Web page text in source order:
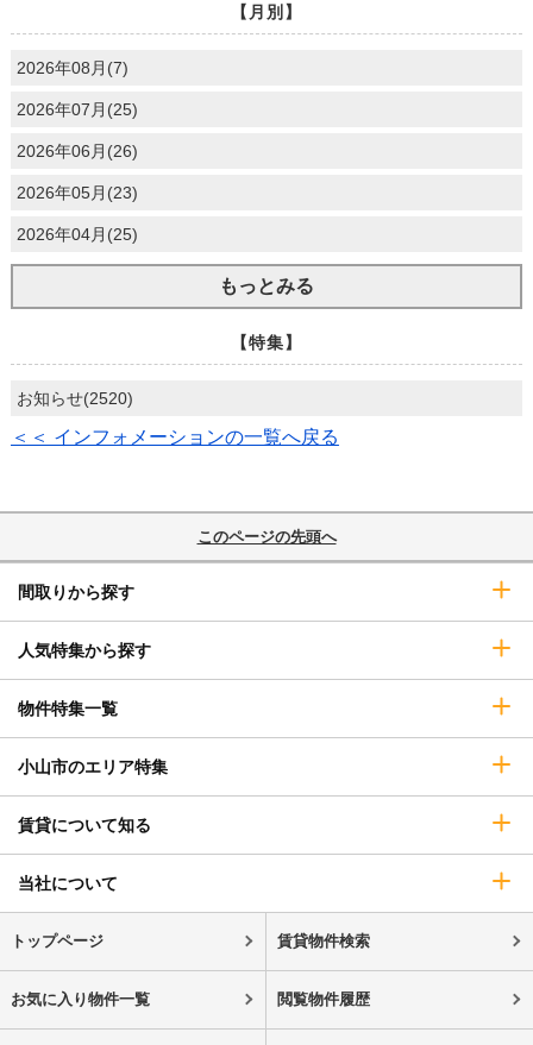
【月別】
2026年08月(7)
2026年07月(25)
2026年06月(26)
2026年05月(23)
2026年04月(25)
もっとみる
【特集】
お知らせ(2520)
＜＜ インフォメーションの一覧へ戻る
このページの先頭へ
間取りから探す
人気特集から探す
物件特集一覧
小山市のエリア特集
賃貸について知る
当社について
トップページ 賃貸物件検索
お気に入り物件一覧 閲覧物件履歴